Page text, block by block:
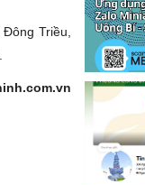
Triều,